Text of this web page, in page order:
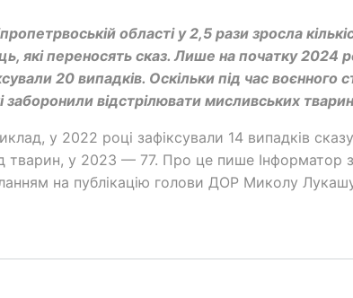
області у 2,5 рази зросла
які переносять сказ. Лише на початку 2024
20 випадків. Оскільки під час воєнного
заборонили відстрілювати мисливських
у 2022 році зафіксували 14 випадків сказу
тварин, у 2023 — 77. Про це пише Інформатор з
на публікацію голови ДОР Миколу